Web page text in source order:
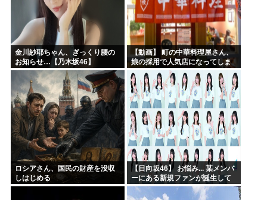
金川紗耶ちゃん、ぎっくり腰の
お知らせ…【乃木坂46】
【動画】 町の中華料理屋さん、
娘の採用で人気店になってしま
う
ロシアさん、国民の財産を没収
しはじめる
【日向坂46】 お悩み... 某メンバ
ーにある新規ファンが誕生して
いた